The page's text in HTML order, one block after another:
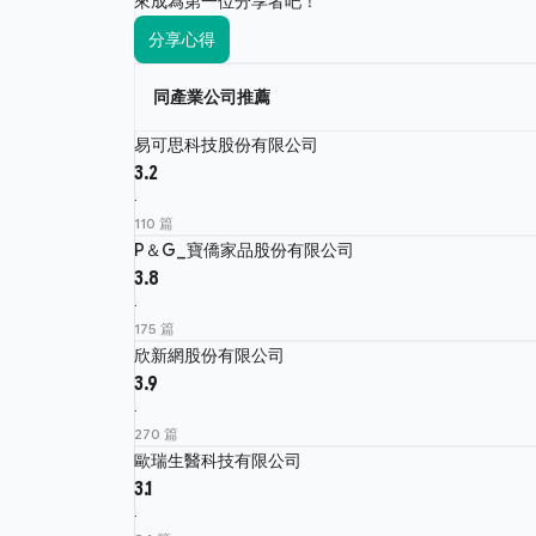
分享心得
同產業公司推薦
易可思科技股份有限公司
3.2
·
110 篇
P＆G_寶僑家品股份有限公司
3.8
·
175 篇
欣新網股份有限公司
3.9
·
270 篇
歐瑞生醫科技有限公司
3.1
·